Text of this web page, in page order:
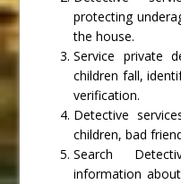
protecting
the house.
Service private
children fall,
verification.
Detective
children, bad
Search
information